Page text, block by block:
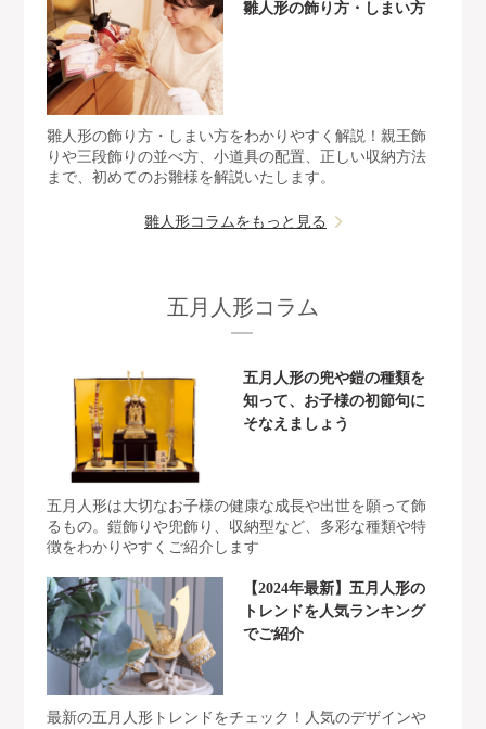
雛人形の飾り方・しまい方
雛人形の飾り方・しまい方をわかりやすく解説！親王飾
りや三段飾りの並べ方、小道具の配置、正しい収納方法
まで、初めてのお雛様を解説いたします。
雛人形コラムをもっと見る
五月人形コラム
五月人形の兜や鎧の種類を
知って、お子様の初節句に
そなえましょう
五月人形は大切なお子様の健康な成長や出世を願って飾
るもの。鎧飾りや兜飾り、収納型など、多彩な種類や特
徴をわかりやすくご紹介します
【2024年最新】五月人形の
トレンドを人気ランキング
でご紹介
最新の五月人形トレンドをチェック！人気のデザインや